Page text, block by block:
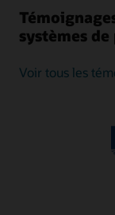
systèmes
Voir tous les